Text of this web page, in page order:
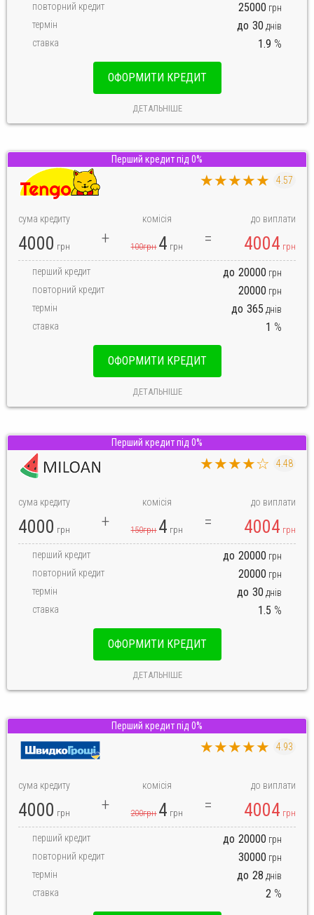
повторний кредит
25000 грн
термін
до 30 днів
ставка
1.9 %
ОФОРМИТИ КРЕДИТ
ДЕТАЛЬНІШЕ
★★★★★ 4.57
до виплати
4004 грн
сума кредиту
4000 грн
комісія
100грн 4 грн
перший кредит до 20000 грн
повторний кредит
20000 грн
термін
до 365 днів
ставка
1 %
Перший кредит під 0%
ОФОРМИТИ КРЕДИТ
ДЕТАЛЬНІШЕ
★★★★☆ 4.48
до виплати
4004 грн
сума кредиту
4000 грн
комісія
150грн 4 грн
перший кредит до 20000 грн
повторний кредит
20000 грн
термін
до 30 днів
ставка
1.5 %
Перший кредит під 0%
ОФОРМИТИ КРЕДИТ
ДЕТАЛЬНІШЕ
★★★★★ 4.93
до виплати
4004 грн
сума кредиту
4000 грн
комісія
200грн 4 грн
перший кредит до 20000 грн
повторний кредит
30000 грн
термін
до 28 днів
ставка
2 %
Перший кредит під 0%